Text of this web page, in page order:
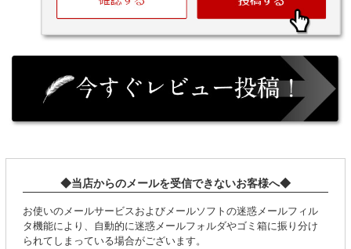
◆当店からのメールを受信できないお客様へ◆
お使いのメールサービスおよびメールソフトの迷惑メールフィル
タ機能により、自動的に迷惑メールフォルダやゴミ箱に振り分け
られてしまっている場合がございます。